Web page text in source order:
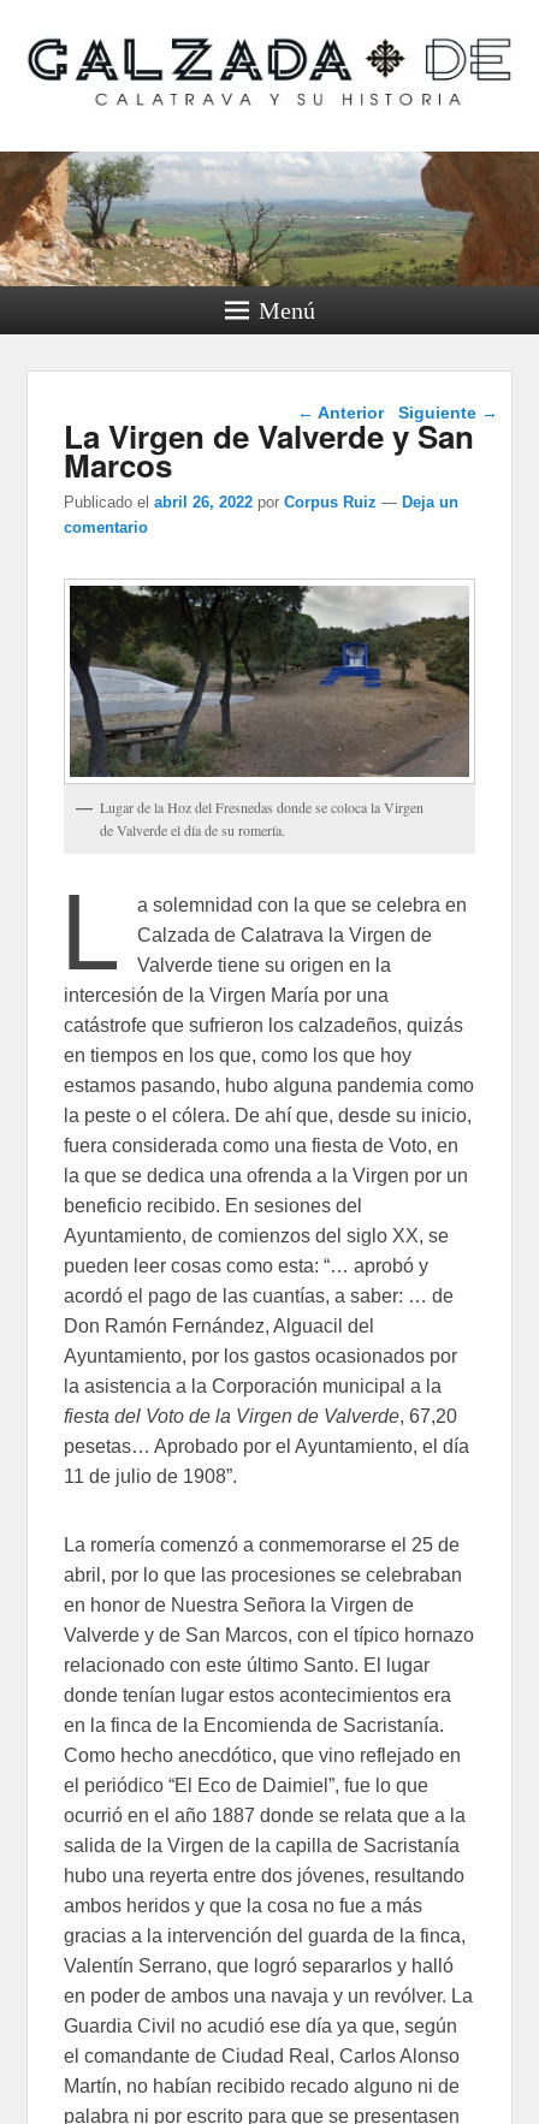
Calzada de Calatrava y
su historia
Menú
Navegación de
entradas
← Anterior Siguiente →
La Virgen de Valverde y San
Marcos
Publicado el abril 26, 2022 porCorpus Ruiz — Deja un
comentario
Lugar de la Hoz del Fresnedas donde se coloca la Virgen
de Valverde el día de su romería.
L
a solemnidad con la que se celebra en
Calzada de Calatrava la Virgen de
Valverde tiene su origen en la
intercesión de la Virgen María por una
catástrofe que sufrieron los calzadeños, quizás
en tiempos en los que, como los que hoy
estamos pasando, hubo alguna pandemia como
la peste o el cólera. De ahí que, desde su inicio,
fuera considerada como una fiesta de Voto, en
la que se dedica una ofrenda a la Virgen por un
beneficio recibido. En sesiones del
Ayuntamiento, de comienzos del siglo XX, se
pueden leer cosas como esta: “… aprobó y
acordó el pago de las cuantías, a saber: … de
Don Ramón Fernández, Alguacil del
Ayuntamiento, por los gastos ocasionados por
la asistencia a la Corporación municipal a la
fiesta del Voto de la Virgen de Valverde, 67,20
pesetas… Aprobado por el Ayuntamiento, el día
11 de julio de 1908”.
La romería comenzó a conmemorarse el 25 de
abril, por lo que las procesiones se celebraban
en honor de Nuestra Señora la Virgen de
Valverde y de San Marcos, con el típico hornazo
relacionado con este último Santo. El lugar
donde tenían lugar estos acontecimientos era
en la finca de la Encomienda de Sacristanía.
Como hecho anecdótico, que vino reflejado en
el periódico “El Eco de Daimiel”, fue lo que
ocurrió en el año 1887 donde se relata que a la
salida de la Virgen de la capilla de Sacristanía
hubo una reyerta entre dos jóvenes, resultando
ambos heridos y que la cosa no fue a más
gracias a la intervención del guarda de la finca,
Valentín Serrano, que logró separarlos y halló
en poder de ambos una navaja y un revólver. La
Guardia Civil no acudió ese día ya que, según
el comandante de Ciudad Real, Carlos Alonso
Martín, no habían recibido recado alguno ni de
palabra ni por escrito para que se presentasen